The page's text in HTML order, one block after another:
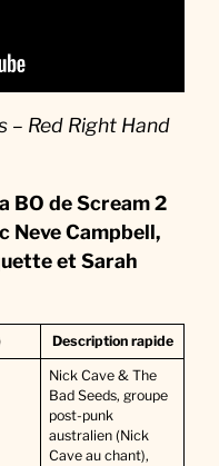
– Red Right Hand
BO de Scream 2
Neve Campbell,
et Sarah
Description rapide
Nick Cave & The
Bad Seeds, groupe
post-punk
australien (Nick
Cave au chant),